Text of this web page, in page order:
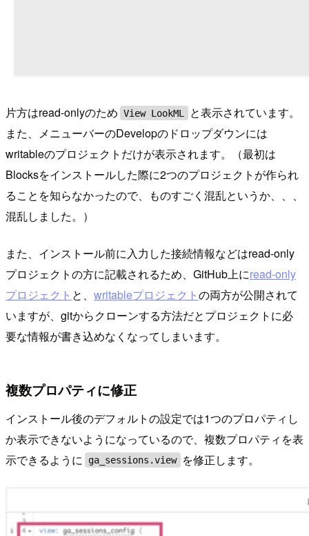
片方はread-onlyのため View LookML
と表示されています。
また、メニューバーのDevelopのドロップダウンには
writableのプロジェクトだけが表示されます。（最初は
Blocksをインストールした際に2つのプロジェクトが作られ
ることを知らなかったので、ものすごく混乱というか、、、
混乱しました。）
また、インストール前に入力した接続情報などはread-only
プロジェクトの方に記載されるため、GitHub上にread-only
プロジェクト と、 writableプロジェクトの両方が公開されて
いますが、gitからクローンする方法だとプロジェクトに必
要な情報が書き込めなくなってしまいます。
複数プロパティに修正
インストール後のデフォルトの設定では1つのプロパティし
か表示できないようになっているので、複数プロパティを表
示できるように
ga_sessions.view を修正します。